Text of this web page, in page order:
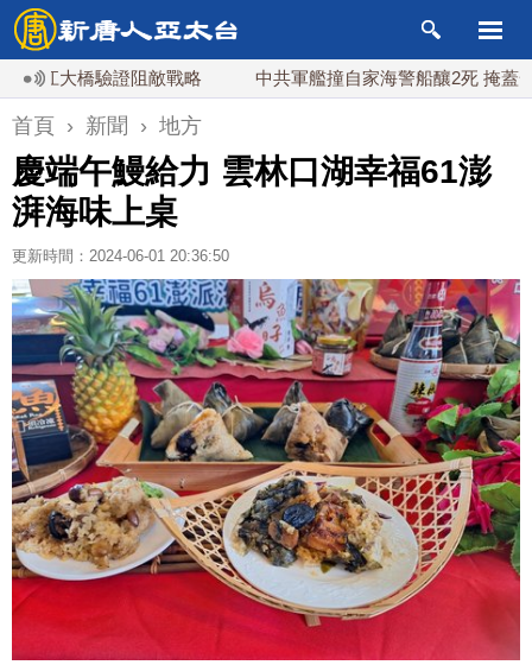
驗證阻敵戰略 中共軍艦撞自家海警船釀2死 掩蓋一年後才
首頁 › 新聞 › 地方
慶端午鰻給力 雲林口湖幸福61澎
湃海味上桌
更新時間：2024-06-01 20:36:50